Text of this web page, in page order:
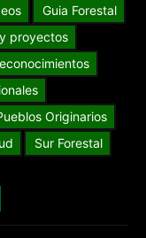
Guia Forestal
proyectos
Originarios
Sur Forestal